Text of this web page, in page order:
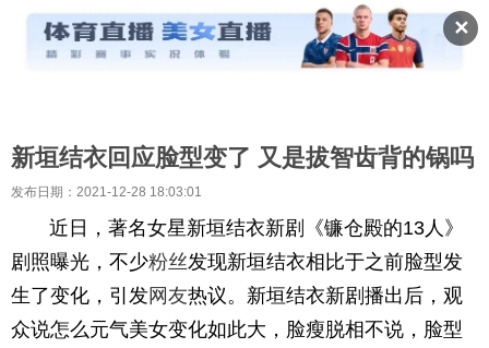
✕
新垣结衣回应脸型变了 又是拔智齿背的锅吗
发布日期：2021-12-28 18:03:01
近日，著名女星新垣结衣新剧《镰仓殿的13人》
剧照曝光，不少粉丝发现新垣结衣相比于之前脸型发
生了变化，引发网友热议。新垣结衣新剧播出后，观
众说怎么元气美女变化如此大，脸瘦脱相不说，脸型